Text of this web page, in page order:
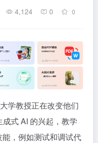
4,124 0 0
学教授正在改变他们
式 AI 的兴起，教学
，例如测试和调试代